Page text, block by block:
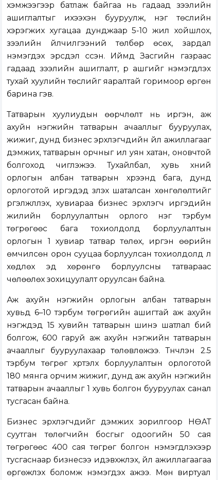
хэмжээгээр батлаж байгаа нь гадаад зээлийн
ашиглалтыг ихээхэн бууруулж, нэг төслийн
хэрэгжих хугацаа дунджаар 5-10 жил хойшлох,
зээлийн үйлчилгээний төлбөр өсөх, зардал
нэмэгдэх эрсдэл үүссэн. Иймд Засгийн газраас
гадаад зээлийн ашиглалт, үр ашгийг нэмэгдүүлэх
тухай хуулийн төслийг яаралтай горимоор өргөн
барина гэв.
Татварын хуулиудын өөрчлөлт нь иргэн, аж
ахуйн нэгжийн татварын ачааллыг бууруулах,
жижиг, дунд бизнес эрхлэгчдийн үйл ажиллагааг
дэмжих, татварын орчныг илүү уян хатан, оновчтой
болгоход чиглэжээ. Тухайлбал, хувь хүний
орлогын албан татварын хүрээнд бага, дунд
орлоготой иргэдэд үзүүлэх шаталсан хөнгөлөлтийг
үргэлжлүүлэх, хувиараа бизнес эрхлэгч иргэдийн
жилийн борлуулалтын орлого нэг тэрбум
төгрөгөөс бага тохиолдолд борлуулалтын
орлогын 1 хувиар татвар төлөх, иргэн өөрийн
өмчилсөн орон сууцаа борлуулсан тохиолдолд үл
хөдлөх эд хөрөнгө борлуулсны татвараас
чөлөөлөх зохицуулалт оруулсан байна.
Аж ахуйн нэгжийн орлогын албан татварын
хувьд 6–10 тэрбум төгрөгийн ашигтай аж ахуйн
нэгжүүдэд 15 хувийн татварын шинэ шатлал бий
болгож, 600 гаруй аж ахуйн нэгжийн татварын
ачааллыг бууруулахаар төлөвлөжээ. Түүнчлэн 2.5
тэрбум төгрөг хүртэлх борлуулалтын орлоготой
180 мянга орчим жижиг, дунд аж ахуйн нэгжийн
татварын ачааллыг 1 хувь болгон бууруулах санал
тусгасан байна.
Бизнес эрхлэгчдийг дэмжих зорилгоор НӨАТ
суутган төлөгчийн босгыг одоогийн 50 сая
төгрөгөөс 400 сая төгрөг болгон нэмэгдүүлэхээр
тусгаснаар бизнесээ идэвхжүүлэх, үйл ажиллагаагаа
өргөжүүлэх боломж нэмэгдэх ажээ. Мөн виртуал